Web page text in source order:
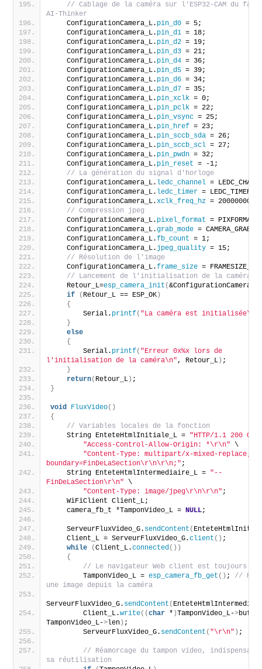
// Cablage de la caméra sur l'ESP32-CAM du
AI-Thinker
    ConfigurationCamera_L.
pin_d0 = 5;
    ConfigurationCamera_L.
pin_d1 = 18;
    ConfigurationCamera_L.
pin_d2 = 19;
    ConfigurationCamera_L.
pin_d3 = 21;
    ConfigurationCamera_L.
pin_d4 = 36;
    ConfigurationCamera_L.
pin_d5 = 39;
    ConfigurationCamera_L.
pin_d6 = 34;
    ConfigurationCamera_L.
pin_d7 = 35;
    ConfigurationCamera_L.
pin_xclk = 0;
    ConfigurationCamera_L.
pin_pclk = 22;
    ConfigurationCamera_L.
pin_vsync = 25;
    ConfigurationCamera_L.
pin_href = 23;
    ConfigurationCamera_L.
pin_sccb_sda = 26;
    ConfigurationCamera_L.
pin_sccb_scl = 27;
    ConfigurationCamera_L.
pin_pwdn = 32;
    ConfigurationCamera_L.
pin_reset = -1;
// La génération du signal d'horloge
    ConfigurationCamera_L.
ledc_channel =
    ConfigurationCamera_L.
ledc_timer =
    ConfigurationCamera_L.
xclk_freq_hz = 20000000;
// Compression jpeg
    ConfigurationCamera_L.
pixel_format =
    ConfigurationCamera_L.
grab_mode =
    ConfigurationCamera_L.
fb_count = 1;
    ConfigurationCamera_L.
jpeg_quality = 15;
// Résolution de l'image
    ConfigurationCamera_L.
frame_size =
// Lancement de l'initialisation de la caméra
    Retour_L=
esp_camera_init (&ConfigurationCamera_L
if
( Retour_L == ESP_OK )
{
        Serial.
printf( "La caméra est initialisée\n"
}
else
{
        Serial.
printf( "Erreur 0x%x lors de
l'initialisation de la caméra\n", Retour_L ) ;
}
return( Retour_L ) ;
}
void FluxVideo()
{
// Variables locales de la fonction
    String EnteteHtmlInitiale_L =
"HTTP/1.1 200
"Access-Control-Allow-Origin: *\r\n"
\
"Content-Type: multipart/x-mixed-replace;
boundary=FinDeLaSection\r\n\r\n;" ;
    String EnteteHtmlIntermediaire_L =
"--
FinDeLaSection\r\n"
\
"Content-Type: image/jpeg\r\n\r\n" ;
    WiFiClient Client_L;
    camera_fb_t *TamponVideo_L =
NULL;
    ServeurFluxVideo_G.
sendContent (
    Client_L = ServeurFluxVideo_G.
client () ;
while
(Client_L.connected())
{
// Le navigateur Web client est toujours
        TamponVideo_L =
esp_camera_fb_get () ; //
une image depuis la caméra
ServeurFluxVideo_G. sendContent (
        Client_L.
write((char * )TamponVideo_L->buf,
TamponVideo_L->len ) ;
        ServeurFluxVideo_G.
sendContent ( "\r\n" ) ;
// Réamorcage du tampon video,
sa réutilisation